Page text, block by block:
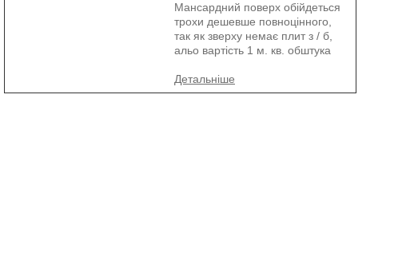
Мансардний поверх обійдеться
трохи дешевше повноцінного,
так як зверху немає плит з / б,
альо вартість 1 м. кв. обштука